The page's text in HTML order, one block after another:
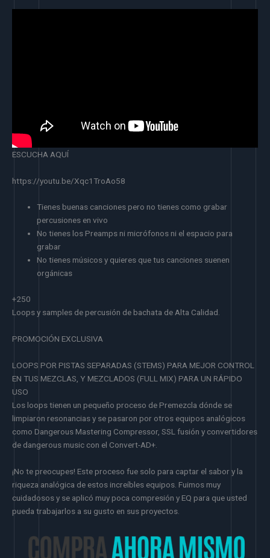
ESCUCHA AQUÍ
https://youtu.be/Xqc1TroAo58
Tienes buenas canciones pero no tienes como grabar
percusiones en vivo
No tienes los Preamps ni micrófonos ni el espacio para
grabar
No tienes músicos y quieres que tus canciones suenen
orgánicas
+250
Loops y samples de percusión de bachata de Alta Calidad.
PROMOCIÓN EXCLUSIVA
LOOPS POR PISTAS SEPARADAS (STEMS) PARA MEJOR CONTROL
EN TUS MEZCLAS, Y MEZCLADOS (FULL MIX) PARA UN RÁPIDO
USO
Los loops tienen un pequeño proceso de Premezcla dónde se
limpiaron resonancias y se pasaron por otros equipos analógicos
como Dangerous Mastering Compressor, SSL fusión y convertidores
de dangerous music con el Convert-AD+.
¡No te preocupes! Este proceso fue solo para captar el sabor y la
riqueza analógica de estos increíbles equipos. Fuimos muy
cuidadosos y se aplicó muy poca compresión y EQ para que usted
pueda trabajarlos a su gusto en sus proyectos.